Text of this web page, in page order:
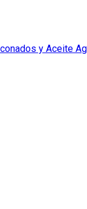
y Aceite